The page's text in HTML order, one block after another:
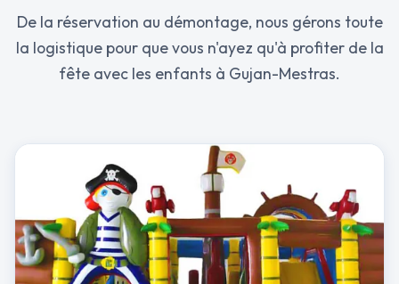
De la réservation au démontage, nous gérons toute
la logistique pour que vous n'ayez qu'à profiter de la
fête avec les enfants à Gujan-Mestras.